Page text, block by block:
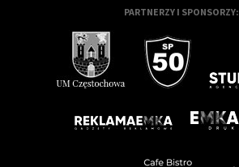
PARTNERZY I SPONSORZY: